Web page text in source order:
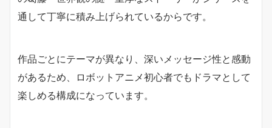
通して丁寧に積み上げられているからです。
作品ごとにテーマが異なり、深いメッセージ性と感動
があるため、ロボットアニメ初心者でもドラマとして
楽しめる構成になっています。